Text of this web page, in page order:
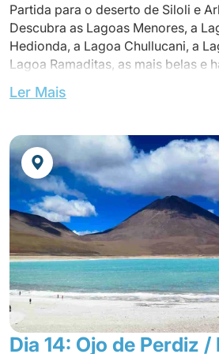
* Dia em um veículo 4x4
Partida para o deserto de Siloli e
Descubra as Lagoas Menores, a
Hedionda, a Lagoa Chullucani, a
Lagoa Ramaditas, as mais belas e
de aves e flamingos e estão
majestosos.
Continue até Ojo de Perdiz. Ao
paisagens surreais moldadas pelos
durante séculos.
Jantar no hotel
Pernoite no hotel.
* Dia passado num veículo 4x4.
Ler Mais
Dia 14: Ojo de Perdiz /